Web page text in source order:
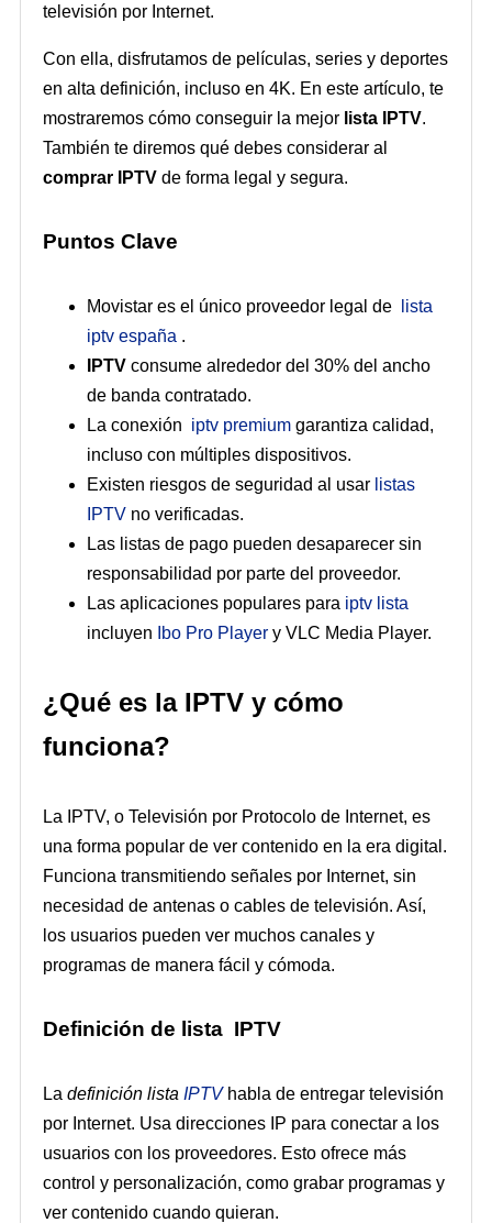
televisión por Internet.
Con ella, disfrutamos de películas, series y deportes
en alta definición, incluso en 4K. En este artículo, te
mostraremos cómo conseguir la mejor lista IPTV.
También te diremos qué debes considerar al
comprar IPTV de forma legal y segura.
Puntos Clave
Movistar es el único proveedor legal de
lista
iptv españa .
IPTV consume alrededor del 30% del ancho
de banda contratado.
La conexión iptv premium garantiza calidad,
incluso con múltiples dispositivos.
Existen riesgos de seguridad al usar listas
IPTV no verificadas.
Las listas de pago pueden desaparecer sin
responsabilidad por parte del proveedor.
Las aplicaciones populares para iptv lista
incluyen Ibo Pro Player y VLC Media Player.
¿Qué es la IPTV y cómo
funciona?
La IPTV, o Televisión por Protocolo de Internet, es
una forma popular de ver contenido en la era digital.
Funciona transmitiendo señales por Internet, sin
necesidad de antenas o cables de televisión. Así,
los usuarios pueden ver muchos canales y
programas de manera fácil y cómoda.
Definición de lista IPTV
La definición lista IPTVhabla de entregar televisión
por Internet. Usa direcciones IP para conectar a los
usuarios con los proveedores. Esto ofrece más
control y personalización, como grabar programas y
ver contenido cuando quieran.